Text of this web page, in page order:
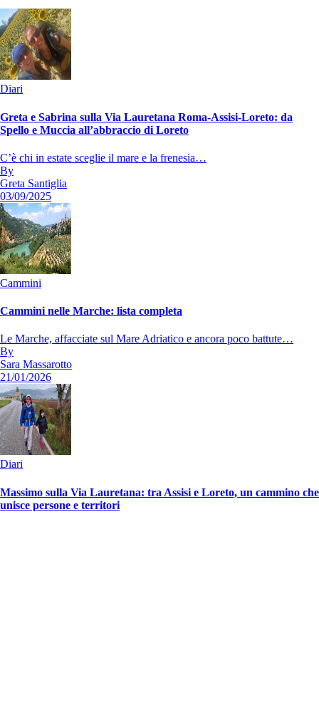
Diari
Greta e Sabrina sulla Via Lauretana Roma-Assisi-Loreto: da
Spello e Muccia all’abbraccio di Loreto
C’è chi in estate sceglie il mare e la frenesia…
By
Greta Santiglia
03/09/2025
Cammini
Cammini nelle Marche: lista completa
Le Marche, affacciate sul Mare Adriatico e ancora poco battute…
By
Sara Massarotto
21/01/2026
Diari
Massimo sulla Via Lauretana: tra Assisi e Loreto, un cammino che
unisce persone e territori